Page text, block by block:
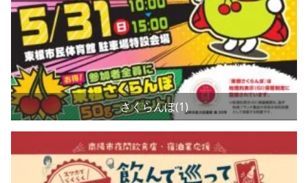
さくらんぼ(1)